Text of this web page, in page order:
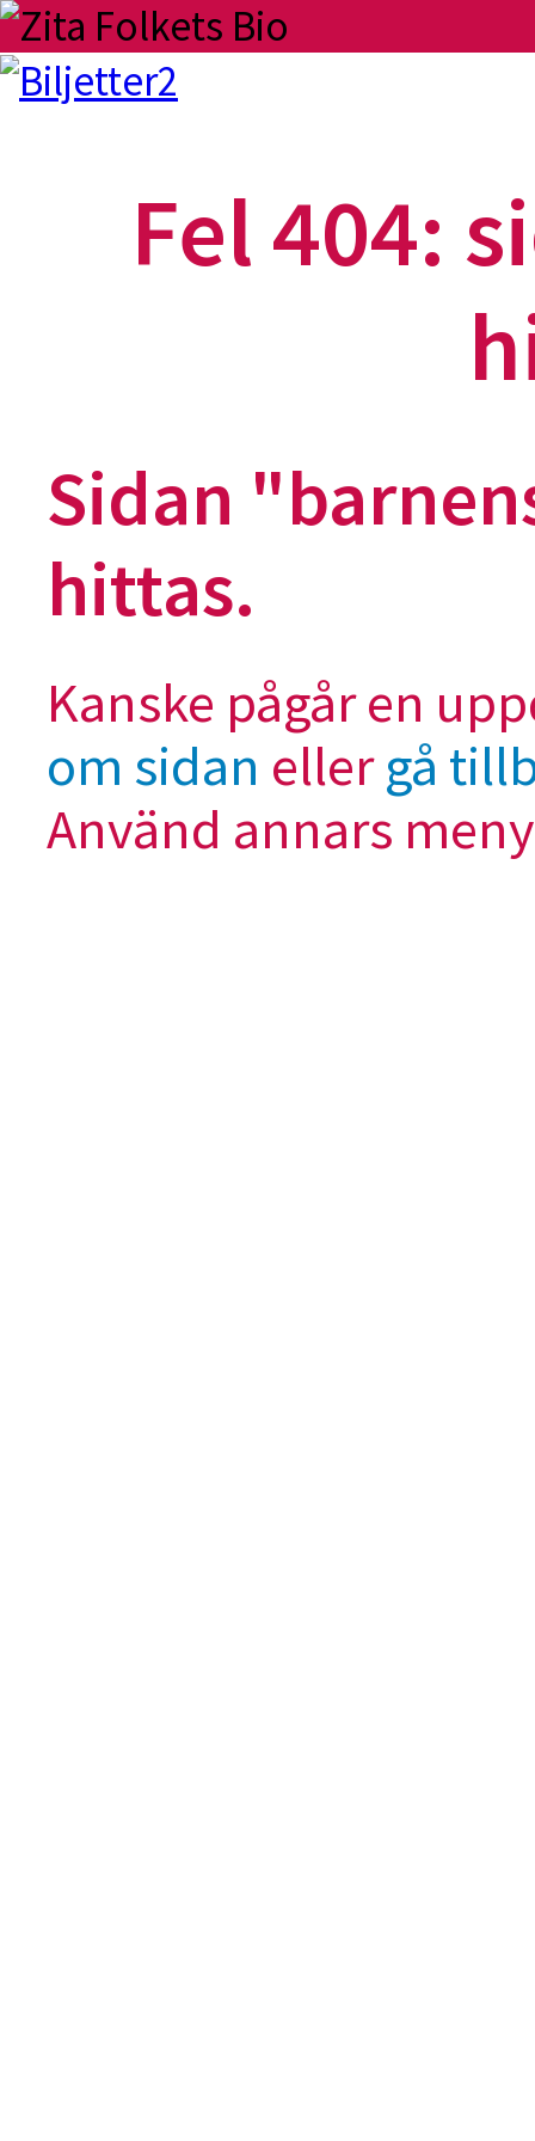
Fel 404:
Sidan
hittas.
Kanske pågår en
om sidan ellergå
Använd annars